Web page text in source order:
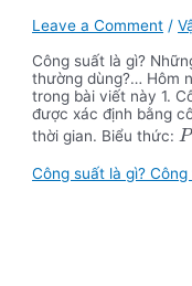
Leave a Comment /
Công suất là gì?
thường dùng?… Hôm
trong bài viết này 1.
được xác định bằng
thời gian. Biểu thức: P
Công suất là gì?